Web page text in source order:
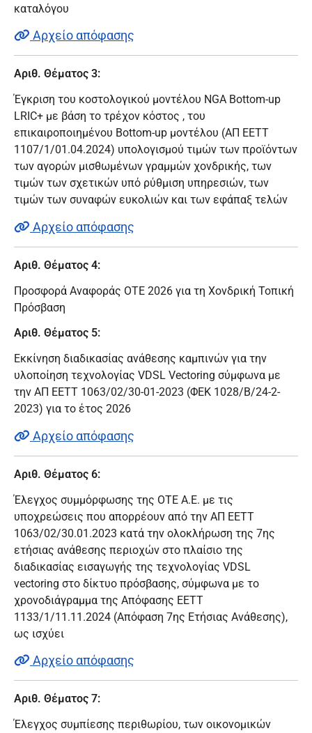
καταλόγου
Αρχείο απόφασης
Αριθ. Θέματος 3:
Έγκριση του κοστολογικού μοντέλου NGA Bottom-up
LRIC+ με βάση το τρέχον κόστος , του
επικαιροποιημένου Βottom-up μοντέλου (ΑΠ ΕΕΤΤ
1107/1/01.04.2024) υπολογισμού τιμών των προϊόντων
των αγορών μισθωμένων γραμμών χονδρικής, των
τιμών των σχετικών υπό ρύθμιση υπηρεσιών, των
τιμών των συναφών ευκολιών και των εφάπαξ τελών
Αρχείο απόφασης
Αριθ. Θέματος 4:
Προσφορά Αναφοράς ΟΤΕ 2026 για τη Χονδρική Τοπική
Πρόσβαση
Αριθ. Θέματος 5:
Εκκίνηση διαδικασίας ανάθεσης καμπινών για την
υλοποίηση τεχνολογίας VDSL Vectoring σύμφωνα με
την ΑΠ ΕΕΤΤ 1063/02/30-01-2023 (ΦΕΚ 1028/Β/24-2-
2023) για το έτος 2026
Αρχείο απόφασης
Αριθ. Θέματος 6:
Έλεγχος συμμόρφωσης της ΟΤΕ Α.Ε. με τις
υποχρεώσεις που απορρέουν από την ΑΠ ΕΕΤΤ
1063/02/30.01.2023 κατά την ολοκλήρωση της 7ης
ετήσιας ανάθεσης περιοχών στο πλαίσιο της
διαδικασίας εισαγωγής της τεχνολογίας VDSL
vectoring στο δίκτυο πρόσβασης, σύμφωνα με το
χρονοδιάγραμμα της Απόφασης ΕΕΤΤ
1133/1/11.11.2024 (Απόφαση 7ης Ετήσιας Ανάθεσης),
ως ισχύει
Αρχείο απόφασης
Αριθ. Θέματος 7:
Έλεγχος συμπίεσης περιθωρίου, των οικονομικών